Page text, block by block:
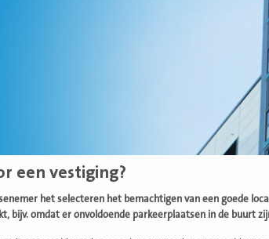
een vestiging?
het selecteren het bemachtigen van een goede
bijv. omdat er onvoldoende parkeerplaatsen in de buurt